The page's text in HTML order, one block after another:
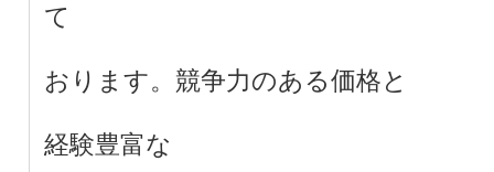
て
おります。競争力のある価格と
経験豊富な